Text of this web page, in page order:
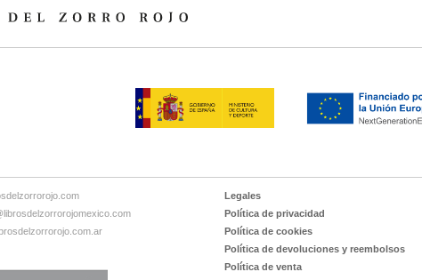
Legales
Política de privacidad
Política de cookies
Política de devoluciones y reembolsos
Política de venta